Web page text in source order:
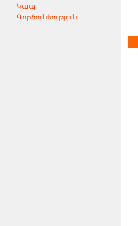
Կապ
Գործունեություն